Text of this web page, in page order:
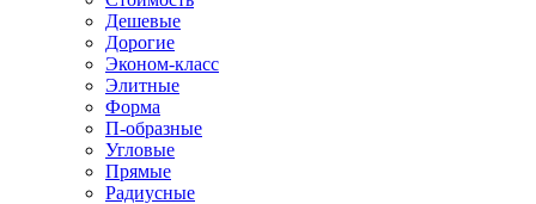
Дешевые
Дорогие
Эконом-класс
Элитные
Форма
П-образные
Угловые
Прямые
Радиусные